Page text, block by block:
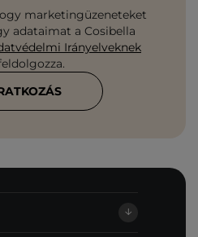
marketingüzeneteket
adataimat a Cosibella
Irányelveknek